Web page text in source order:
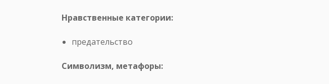
Нравственные категории:
предательство
Символизм, метафоры: